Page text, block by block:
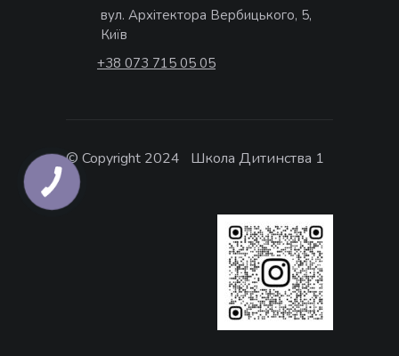
вул. Архітектора Вербицького, 5,
Київ
+38 073 715 05 05
© Copyright 2024 Школа Дитинства 1